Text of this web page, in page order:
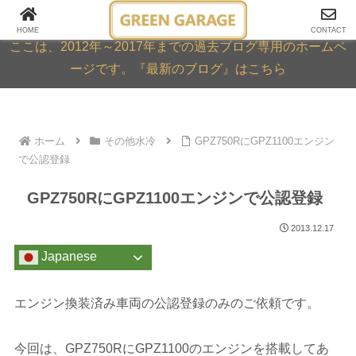
GREEN GARAGE ARCHIVE
ここは、2012年～2017年までの過去ブログ専用のホームペ
ージです。『最新のブログ』はこちら
ホーム その他水冷
GPZ750RにGPZ1100エンジン
で公認登録
GPZ750RにGPZ1100エンジンで公認登録
2013.12.17
Japanese
エンジン換装済み車両の公認登録のみのご依頼です。
今回は、GPZ750RにGPZ1100のエンジンを搭載してあ
HOME CONTACT